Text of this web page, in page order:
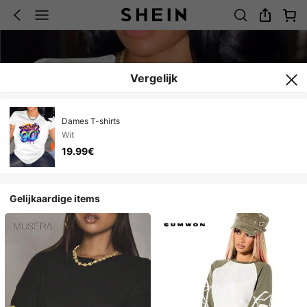
Vergelijk
Dames T-shirts
Wit
19.99€
Gelijkaardige items